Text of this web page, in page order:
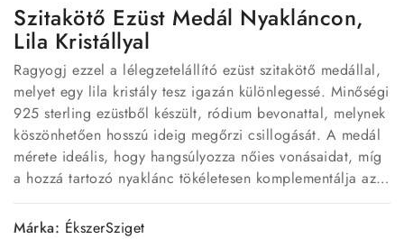
Szitakötő Ezüst Medál Nyakláncon,
Lila Kristállyal
Ragyogj ezzel a lélegzetelállító ezüst szitakötő medállal,
melyet egy lila kristály tesz igazán különlegessé. Minőségi
925 sterling ezüstből készült, ródium bevonattal, melynek
köszönhetően hosszú ideig megőrzi csillogását. A medál
mérete ideális, hogy hangsúlyozza nőies vonásaidat, míg
a hozzá tartozó nyaklánc tökéletesen komplementálja az
összképet. Legyen szó ajándékról vagy saját magad
kényeztetéséről, ez a darab biztosan nem okoz csalódást.
Márka: ÉkszerSziget